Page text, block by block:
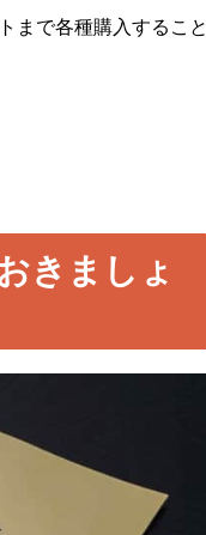
まで各種購入すること
きましょ